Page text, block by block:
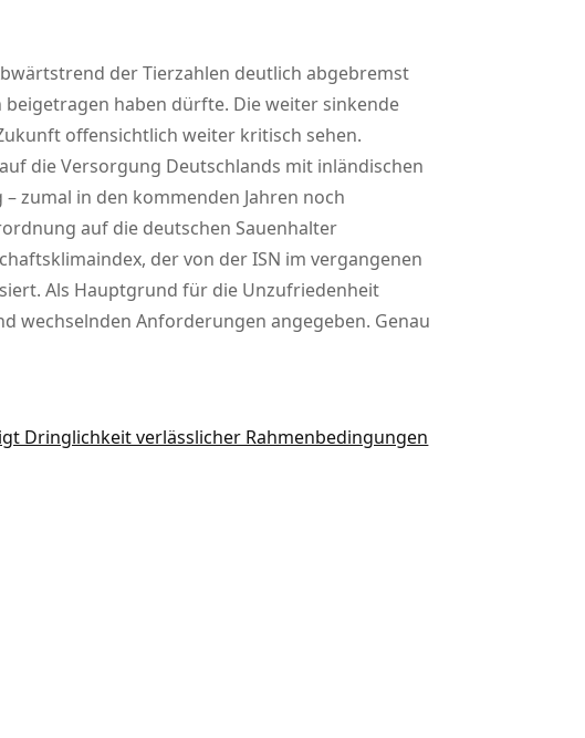
der Tierzahlen deutlich abgebremst
haben dürfte. Die weiter sinkende
offensichtlich weiter kritisch sehen.
die Versorgung Deutschlands mit inländischen
zumal in den kommenden Jahren noch
auf die deutschen Sauenhalter
der von der ISN im vergangenen
Als Hauptgrund für die Unzufriedenheit
wechselnden Anforderungen angegeben. Genau
Dringlichkeit verlässlicher Rahmenbedingungen